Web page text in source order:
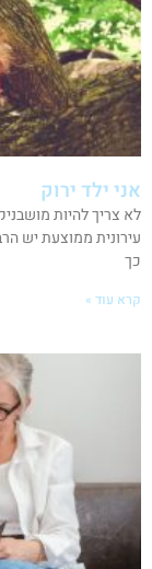
אני ילד ירוק
לא צריך להיות
עירונית ממוצעת יש
כך
קרא עוד »